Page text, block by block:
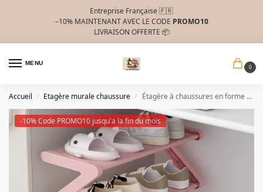
Entreprise Française 🇫🇷
–10% MAINTENANT AVEC LE CODE PROMO10
LIVRAISON OFFERTE 📦
MENU
0
Accueil / Etagère murale chaussure / Étagère à chaussures en forme de Z Rose
-10% Code PROMO10 jusqu'a la fin du mois